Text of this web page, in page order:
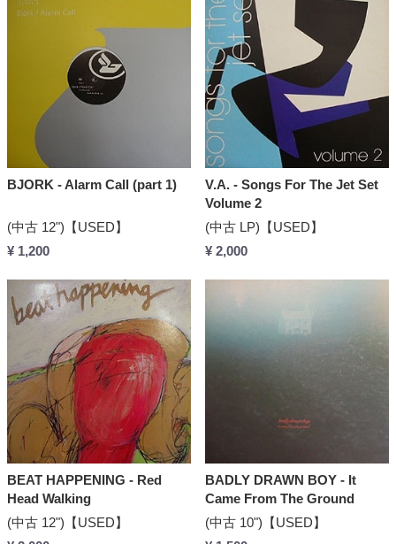
BJORK - Alarm Call (part 1)
(中古 12")【USED】
¥ 1,200
V.A. - Songs For The Jet Set
Volume 2
(中古 LP)【USED】
¥ 2,000
BEAT HAPPENING - Red
Head Walking
(中古 12")【USED】
BADLY DRAWN BOY - It
Came From The Ground
(中古 10")【USED】